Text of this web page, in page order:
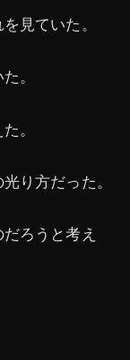
見ていた。
。
。
り方だった。
ろうと考え